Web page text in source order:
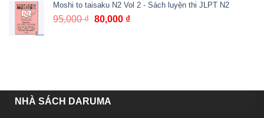
105,000 ₫.
là:
Moshi to taisaku N2 Vol 2 - Sách luyện thi JLPT N2
95,000₫ Giá
80,000 ₫Giá
NHÀ SÁCH DARUMA